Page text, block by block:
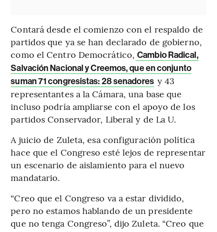
Contará desde el comienzo con el respaldo de
partidos que ya se han declarado de gobierno,
como el Centro Democrático, Cambio Radical,
Salvación Nacional y Creemos, que en conjunto
suman 71 congresistas: 28 senadores y 43
representantes a la Cámara, una base que
incluso podría ampliarse con el apoyo de los
partidos Conservador, Liberal y de La U.
A juicio de Zuleta, esa configuración política
hace que el Congreso esté lejos de representar
un escenario de aislamiento para el nuevo
mandatario.
“Creo que el Congreso va a estar dividido,
pero no estamos hablando de un presidente
que no tenga Congreso”, dijo Zuleta. “Creo que